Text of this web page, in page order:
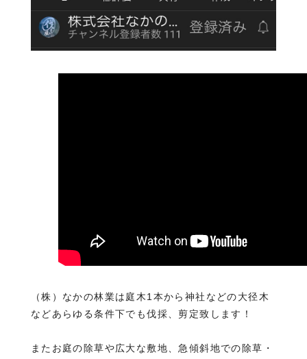
（株）なかの林業は庭木1本から神社などの大径木
などあらゆる条件下でも伐採、剪定致します！
またお庭の除草や広大な敷地、急傾斜地での除草・